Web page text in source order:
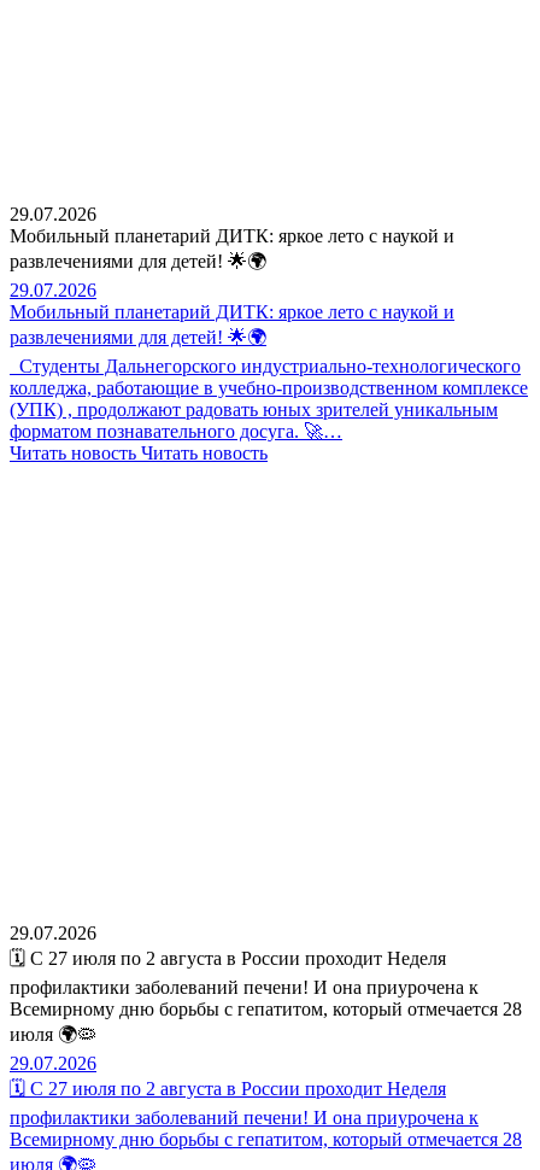
29.07.2026
Мобильный планетарий ДИТК: яркое лето с наукой и
развлечениями для детей! 🌟🌍
29.07.2026
Мобильный планетарий ДИТК: яркое лето с наукой и
развлечениями для детей! 🌟🌍
Студенты Дальнегорского индустриально-технологического
колледжа, работающие в учебно-производственном комплексе
(УПК) , продолжают радовать юных зрителей уникальным
форматом познавательного досуга. 🚀…
Читать новость Читать новость
29.07.2026
🗓️ С 27 июля по 2 августа в России проходит Неделя
профилактики заболеваний печени! И она приурочена к
Всемирному дню борьбы с гепатитом, который отмечается 28
июля 🌍🦠
29.07.2026
🗓️ С 27 июля по 2 августа в России проходит Неделя
профилактики заболеваний печени! И она приурочена к
Всемирному дню борьбы с гепатитом, который отмечается 28
июля 🌍🦠